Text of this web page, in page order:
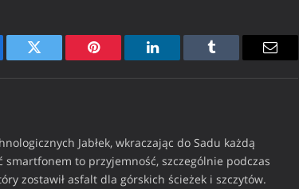
Twitter Pinterest LinkedIn Tumblr Email
Jabłek, wkraczając do Sadu każdą
smartfonem to przyjemność, szczególnie podczas
zostawił asfalt dla górskich ścieżek i szczytów.